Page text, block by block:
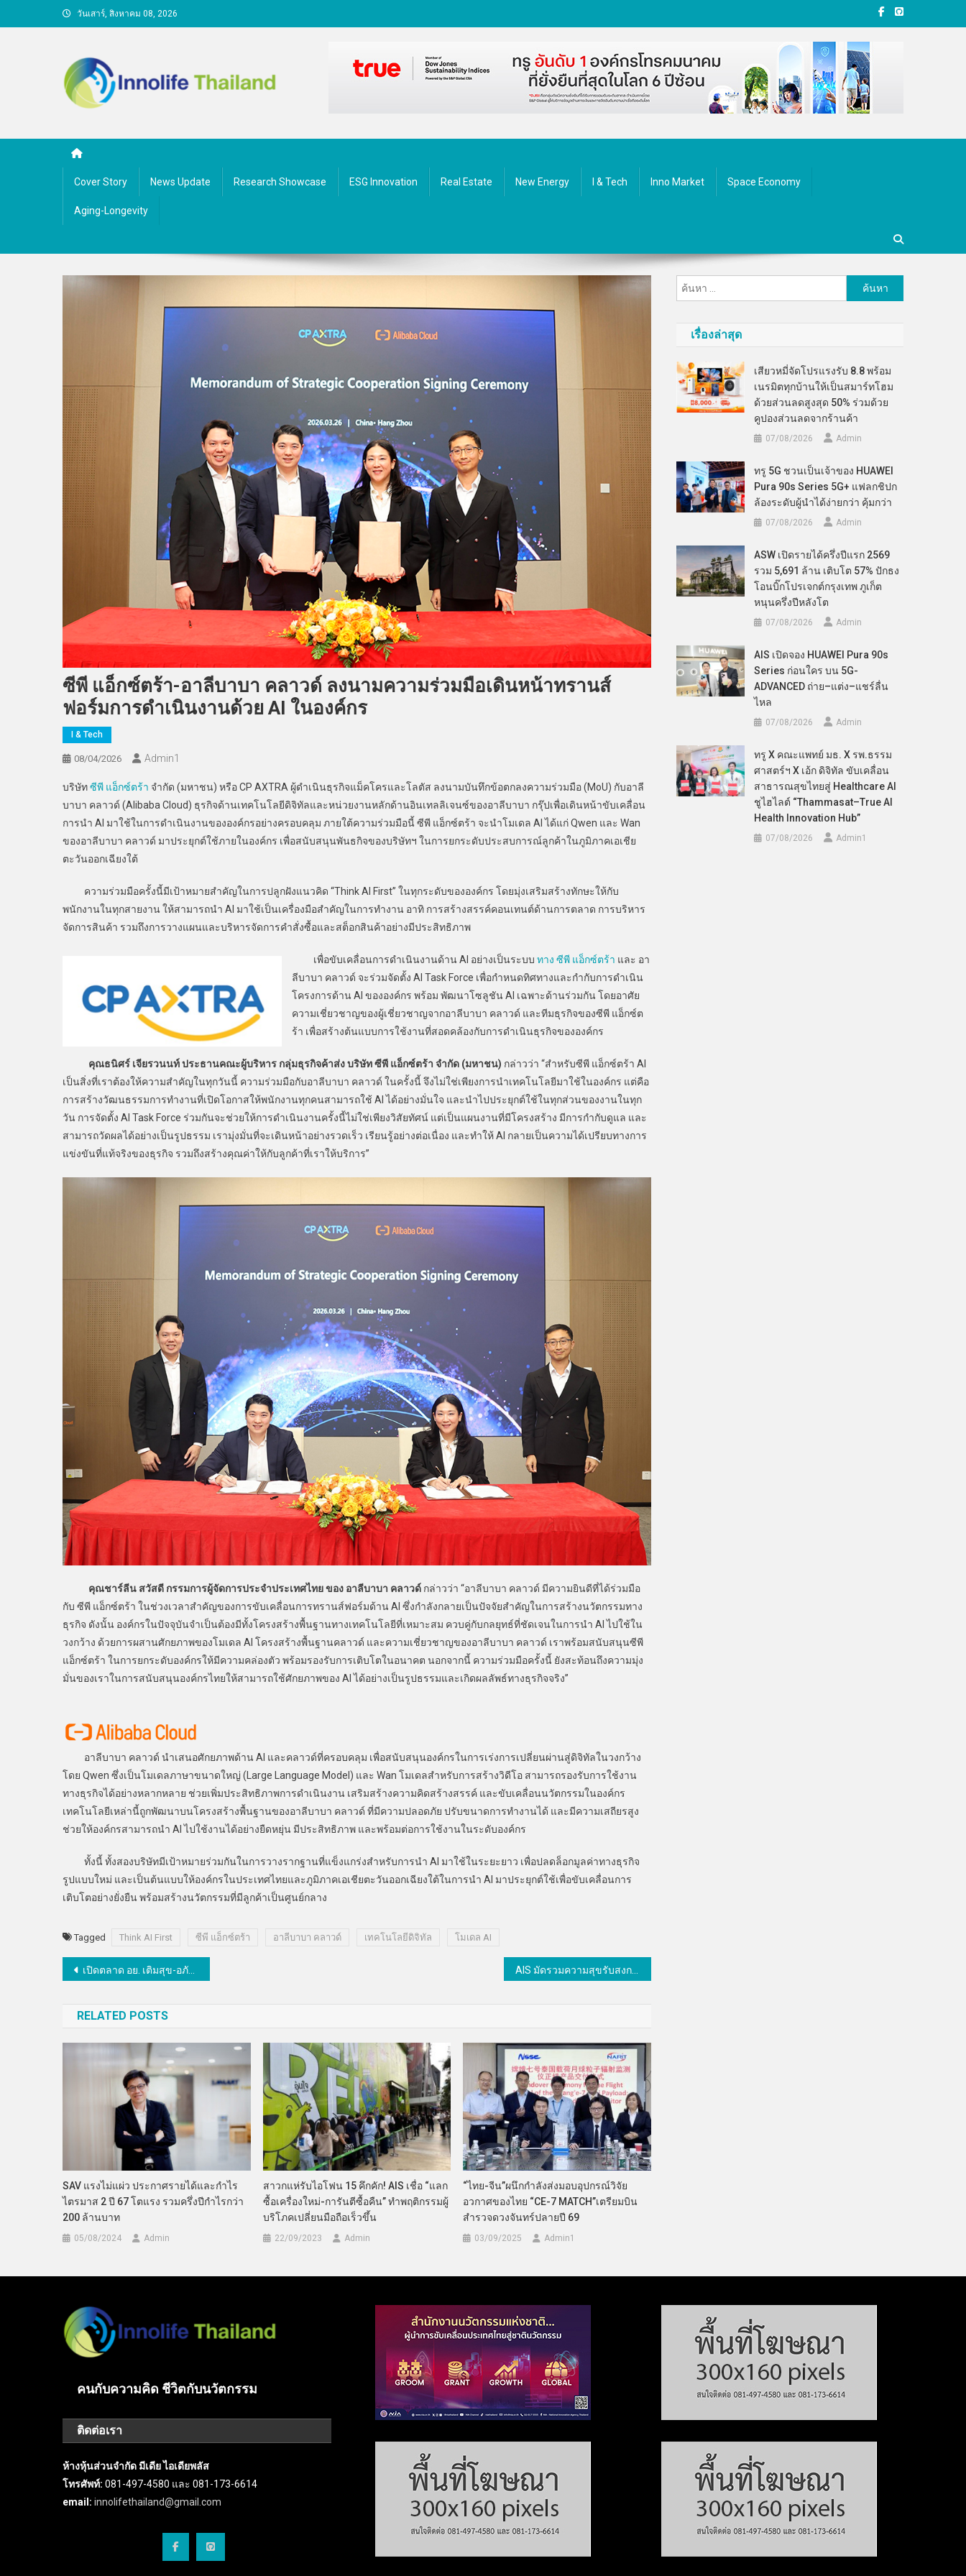
to
วันเสาร์, สิงหาคม 08, 2026
Cover Story News Update Research Showcase ESG Innovation Real Estate New Energy I & Tech Inno Market Space Economy
Aging-Longevity
ซีพี แอ็กซ์ตร้า-อาลีบาบา คลาวด์ ลงนามความร่วมมือเดินหน้าทรานส์
ฟอร์มการดำเนินงานด้วย AI ในองค์กร
I & Tech
08/04/2026 Admin​1
บริษัทซีพี แอ็กซ์ตร้า จำกัด (มหาชน) หรือ CP AXTRA ผู้ดำเนินธุรกิจแม็คโครและโลตัส ลงนามบันทึกข้อตกลงความร่วมมือ (MoU) กับอาลี
บาบา คลาวด์ (Alibaba Cloud) ธุรกิจด้านเทคโนโลยีดิจิทัลและหน่วยงานหลักด้านอินเทลลิเจนซ์ของอาลีบาบา กรุ๊ปเพื่อเดินหน้าขับเคลื่อน
การนำ AI มาใช้ในการดำเนินงานขององค์กรอย่างครอบคลุม ภายใต้ความร่วมมือนี้ ซีพี แอ็กซ์ตร้า จะนำโมเดล AI ได้แก่ Qwen และ Wan
ของอาลีบาบา คลาวด์ มาประยุกต์ใช้ภายในองค์กร เพื่อสนับสนุนพันธกิจของบริษัทฯ ในการยกระดับประสบการณ์ลูกค้าในภูมิภาคเอเชีย
ตะวันออกเฉียงใต้
ความร่วมมือครั้งนี้มีเป้าหมายสำคัญในการปลูกฝังแนวคิด “Think AI First” ในทุกระดับขององค์กร โดยมุ่งเสริมสร้างทักษะให้กับ
พนักงานในทุกสายงาน ให้สามารถนำ AI มาใช้เป็นเครื่องมือสำคัญในการทำงาน อาทิ การสร้างสรรค์คอนเทนต์ด้านการตลาด การบริหาร
จัดการสินค้า รวมถึงการวางแผนและบริหารจัดการคำสั่งซื้อและสต็อกสินค้าอย่างมีประสิทธิภาพ
เพื่อขับเคลื่อนการดำเนินงานด้าน AI อย่างเป็นระบบ ทาง ซีพี แอ็กซ์ตร้า และ อา
ลีบาบา คลาวด์ จะร่วมจัดตั้ง AI Task Force เพื่อกำหนดทิศทางและกำกับการดำเนิน
โครงการด้าน AI ขององค์กร พร้อม พัฒนาโซลูชัน AI เฉพาะด้านร่วมกัน โดยอาศัย
ความเชี่ยวชาญของผู้เชี่ยวชาญจากอาลีบาบา คลาวด์ และทีมธุรกิจของซีพี แอ็กซ์ต
ร้า เพื่อสร้างต้นแบบการใช้งานที่สอดคล้องกับการดำเนินธุรกิจขององค์กร
คุณธนิศร์ เจียรวนนท์ ประธานคณะผู้บริหาร กลุ่มธุรกิจค้าส่ง บริษัท ซีพี แอ็กซ์ตร้า จำกัด (มหาชน) กล่าวว่า “สำหรับซีพี แอ็กซ์ตร้า AI
เป็นสิ่งที่เราต้องให้ความสำคัญในทุกวันนี้ ความร่วมมือกับอาลีบาบา คลาวด์ ในครั้งนี้ จึงไม่ใช่เพียงการนำเทคโนโลยีมาใช้ในองค์กร แต่คือ
การสร้างวัฒนธรรมการทำงานที่เปิดโอกาสให้พนักงานทุกคนสามารถใช้ AI ได้อย่างมั่นใจ และนำไปประยุกต์ใช้ในทุกส่วนของงานในทุก
วัน การจัดตั้ง AI Task Force ร่วมกันจะช่วยให้การดำเนินงานครั้งนี้ไม่ใช่เพียงวิสัยทัศน์ แต่เป็นแผนงานที่มีโครงสร้าง มีการกำกับดูแล และ
สามารถวัดผลได้อย่างเป็นรูปธรรม เรามุ่งมั่นที่จะเดินหน้าอย่างรวดเร็ว เรียนรู้อย่างต่อเนื่อง และทำให้ AI กลายเป็นความได้เปรียบทางการ
แข่งขันที่แท้จริงของธุรกิจ รวมถึงสร้างคุณค่าให้กับลูกค้าที่เราให้บริการ”
คุณชาร์ลีน สวัสดี กรรมการผู้จัดการประจำประเทศไทย ของ อาลีบาบา คลาวด์ กล่าวว่า “อาลีบาบา คลาวด์ มีความยินดีที่ได้ร่วมมือ
กับ ซีพี แอ็กซ์ตร้า ในช่วงเวลาสำคัญของการขับเคลื่อนการทรานส์ฟอร์มด้าน AI ซึ่งกำลังกลายเป็นปัจจัยสำคัญในการสร้างนวัตกรรมทาง
ธุรกิจ ดังนั้น องค์กรในปัจจุบันจำเป็นต้องมีทั้งโครงสร้างพื้นฐานทางเทคโนโลยีที่เหมาะสม ควบคู่กับกลยุทธ์ที่ชัดเจนในการนำ AI ไปใช้ใน
วงกว้าง ด้วยการผสานศักยภาพของโมเดล AI โครงสร้างพื้นฐานคลาวด์ และความเชี่ยวชาญของอาลีบาบา คลาวด์ เราพร้อมสนับสนุนซีพี
แอ็กซ์ตร้า ในการยกระดับองค์กรให้มีความคล่องตัว พร้อมรองรับการเติบโตในอนาคต นอกจากนี้ ความร่วมมือครั้งนี้ ยังสะท้อนถึงความมุ่ง
มั่นของเราในการสนับสนุนองค์กรไทยให้สามารถใช้ศักยภาพของ AI ได้อย่างเป็นรูปธรรมและเกิดผลลัพธ์ทางธุรกิจจริง”
อาลีบาบา คลาวด์ นำเสนอศักยภาพด้าน AI และคลาวด์ที่ครอบคลุม เพื่อสนับสนุนองค์กรในการเร่งการเปลี่ยนผ่านสู่ดิจิทัลในวงกว้าง
โดย Qwen ซึ่งเป็นโมเดลภาษาขนาดใหญ่ (Large Language Model) และ Wan โมเดลสำหรับการสร้างวิดีโอ สามารถรองรับการใช้งาน
ทางธุรกิจได้อย่างหลากหลาย ช่วยเพิ่มประสิทธิภาพการดำเนินงาน เสริมสร้างความคิดสร้างสรรค์ และขับเคลื่อนนวัตกรรมในองค์กร
เทคโนโลยีเหล่านี้ถูกพัฒนาบนโครงสร้างพื้นฐานของอาลีบาบา คลาวด์ ที่มีความปลอดภัย ปรับขนาดการทำงานได้ และมีความเสถียรสูง
ช่วยให้องค์กรสามารถนำ AI ไปใช้งานได้อย่างยืดหยุ่น มีประสิทธิภาพ และพร้อมต่อการใช้งานในระดับองค์กร
ทั้งนี้ ทั้งสองบริษัทมีเป้าหมายร่วมกันในการวางรากฐานที่แข็งแกร่งสำหรับการนำ AI มาใช้ในระยะยาว เพื่อปลดล็อกมูลค่าทางธุรกิจ
รูปแบบใหม่ และเป็นต้นแบบให้องค์กรในประเทศไทยและภูมิภาคเอเชียตะวันออกเฉียงใต้ในการนำ AI มาประยุกต์ใช้เพื่อขับเคลื่อนการ
เติบโตอย่างยั่งยืน พร้อมสร้างนวัตกรรมที่มีลูกค้าเป็นศูนย์กลาง
Tagged Think AI First ซีพี แอ็กซ์ตร้า อาลีบาบา คลาวด์ เทคโนโลยีดิจิทัล โมเดล AI
แนะแนว
เปิดตลาด อย. เติมสุข-อภัยภูเบศร รวบรวมสูตรถนอมอาหาร แจกฟรีกว่า 200 ตำรับ
RELATED POSTS
SAV แรงไม่แผ่ว ประกาศรายได้และกำไร
ไตรมาส 2 ปี 67 โตแรง รวมครึ่งปีกำไรกว่า
200 ล้านบาท
05/08/2024 Admin
สาวกแห่รับไอโฟน 15 คึกคัก! AIS เชื่อ “แลก
ซื้อเครื่องใหม่-การันตีซื้อคืน” ทำพฤติกรรมผู้
บริโภคเปลี่ยนมือถือเร็วขึ้น
22/09/2023 Admin
“ไทย-จีน”ผนึกกำลังส่งมอบอุปกรณ์วิจัย
อวกาศของไทย “CE-7 MATCH”เตรียมบิน
สำรวจดวงจันทร์ปลายปี 69
03/09/2025 Admin​1
ค้นหา
สำหรับ:
เรื่องล่าสุด
เสียวหมี่จัดโปรแรงรับ 8.8 พร้อม
เนรมิตทุกบ้านให้เป็นสมาร์ทโฮม
ด้วยส่วนลดสูงสุด 50% ร่วมด้วย
คูปองส่วนลดจากร้านค้า
07/08/2026 Admin
ทรู 5G ชวนเป็นเจ้าของ HUAWEI
Pura 90s Series 5G+ แฟลกชิปก
ล้องระดับผู้นำได้ง่ายกว่า คุ้มกว่า
07/08/2026 Admin
ASW เปิดรายได้ครึ่งปีแรก 2569
รวม 5,691 ล้าน เติบโต 57% ปักธง
โอนบิ๊กโปรเจกต์กรุงเทพ ภูเก็ต
หนุนครึ่งปีหลังโต
07/08/2026 Admin
AIS เปิดจอง HUAWEI Pura 90s
Series ก่อนใคร บน 5G-
ADVANCED ถ่าย–แต่ง–แชร์ลื่น
ไหล
07/08/2026 Admin
ทรู X คณะแพทย์ มธ. X รพ.ธรรม
ศาสตร์ฯ X เอ้ก ดิจิทัล ขับเคลื่อน
สาธารณสุขไทยสู่ Healthcare AI
ชูไฮไลต์ “Thammasat–True AI
Health Innovation Hub”
07/08/2026 Admin​1
คนกับความคิด ชีวิตกับนวัตกรรม
ติดต่อเรา
ห้างหุ้นส่วนจำกัด มีเดีย ไอเดียพลัส
โทรศัพท์: 081-497-4580 และ 081-173-6614
email: innolifethailand@gmail.com